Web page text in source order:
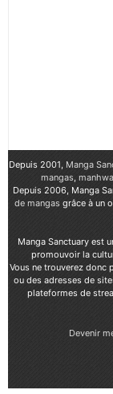
Depuis 2001, Manga
mangas, manhwa
Depuis 2006, Manga
de mangasgrâce à un
Manga Sanctuary est
promouvoir la
Vous ne trouverez donc
ou des adresses de
plateformes de
Devenir